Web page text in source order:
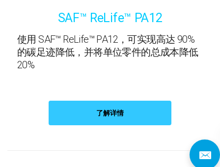
SAF™ ReLife™ PA12
使用 SAF™ ReLife™ PA12，可实现高达 90%
的碳足迹降低，并将单位零件的总成本降低
20%
了解详情